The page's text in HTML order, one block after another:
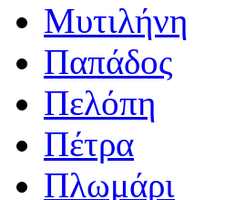
Μυτιλήνη
Παπάδος
Πελόπη
Πέτρα
Πλωμάρι